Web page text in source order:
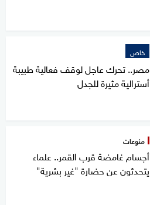
خاص
مصر.. تحرك عاجل لوقف فعالية طبيبة
أسترالية مثيرة للجدل
منوعات
أجسام غامضة قرب القمر.. علماء
يتحدثون عن حضارة "غير بشرية"